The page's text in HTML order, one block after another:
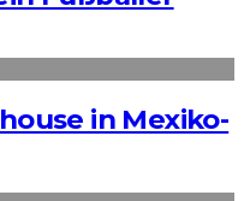
in Mexiko-